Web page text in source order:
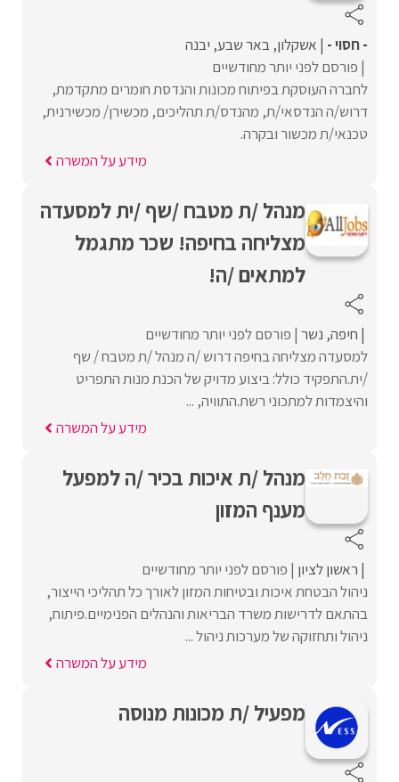
- חסוי - אשקלון באר שבע יבנה
פורסם לפני יותר מחודשיים
לחברה העוסקת בפיתוח מכונות והנדסת חומרים מתקדמת,
דרוש/ה הנדסאי/ת, מהנדס/ת תהליכים, מכשירן/ מכשירנית,
טכנאי/ת מכשור ובקרה.
מידע על המשרה
מנהל /ת מטבח /שף /ית למסעדה
מצליחה בחיפה! שכר מתגמל
למתאים /ה!
חיפה נשר פורסם לפני יותר מחודשיים
למסעדה מצליחה בחיפה דרוש /ה מנהל /ת מטבח / שף
/ית.התפקיד כולל: ביצוע מדויק של הכנת מנות התפריט
והיצמדות למתכוני רשת.התוויה, ...
מידע על המשרה
מנהל /ת איכות בכיר /ה למפעל
מענף המזון
ראשון לציון פורסם לפני יותר מחודשיים
ניהול הבטחת איכות ובטיחות המזון לאורך כל תהליכי הייצור,
בהתאם לדרישות משרד הבריאות והנהלים הפנימיים.פיתוח,
ניהול ותחזוקה של מערכות ניהול ...
מידע על המשרה
מפעיל /ת מכונות מנוסה